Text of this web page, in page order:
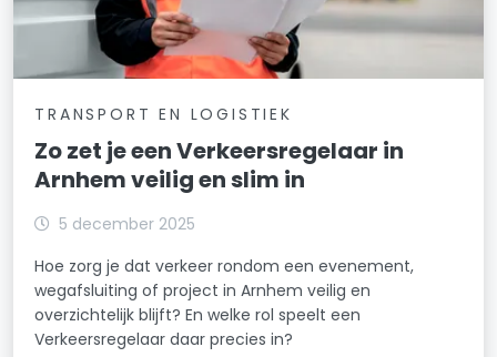
TRANSPORT EN LOGISTIEK
Zo zet je een Verkeersregelaar in
Arnhem veilig en slim in
5 december 2025
Hoe zorg je dat verkeer rondom een evenement,
wegafsluiting of project in Arnhem veilig en
overzichtelijk blijft? En welke rol speelt een
Verkeersregelaar daar precies in?